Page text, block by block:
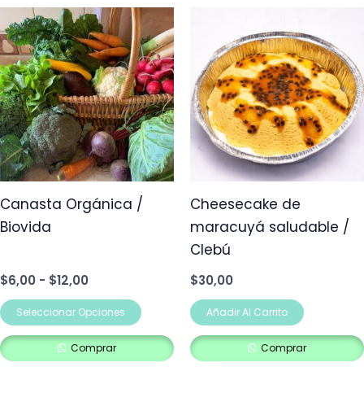
Canasta Orgánica /
Biovida
$6,00 - $12,00
Rango
de
precios:
desde
$6,00
hasta
$12,00
Seleccionar Opciones
Este
producto
tiene
múltiples
variantes.
Las
opciones
se
pueden
de
producto
Comprar
Cheesecake de
maracuyá saludable /
Clebú
$30,00
Añadir Al Carrito
Comprar